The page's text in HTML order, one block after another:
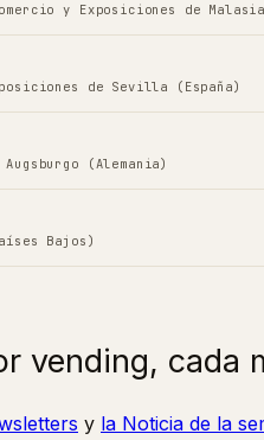
y Exposiciones de
de Sevilla (España)
(Alemania)
Bajos)
vending, cada
y la Noticia de la